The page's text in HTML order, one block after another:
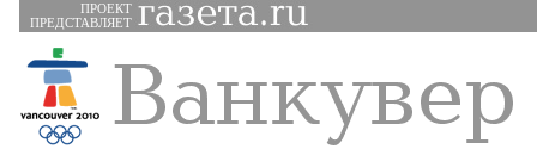
ПРОЕКТ
ПРЕДСТАВЛЯЕТ